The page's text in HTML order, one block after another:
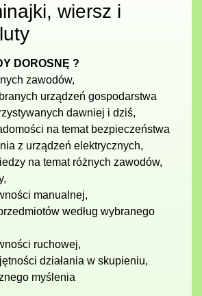
wiersz i
DOROSNĘ ?
zawodów,
urządzeń gospodarstwa
dawniej i dziś,
na temat bezpieczeństwa
z urządzeń elektrycznych,
na temat różnych zawodów,
manualnej,
według wybranego
ruchowej,
działania w skupieniu,
myślenia